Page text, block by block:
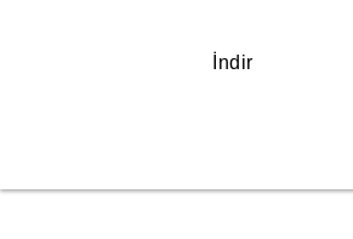
İndir